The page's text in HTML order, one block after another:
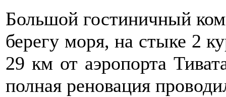
Большой гостиничный
берегу моря, на стыке 2
29 км от аэропорта
полная реновация